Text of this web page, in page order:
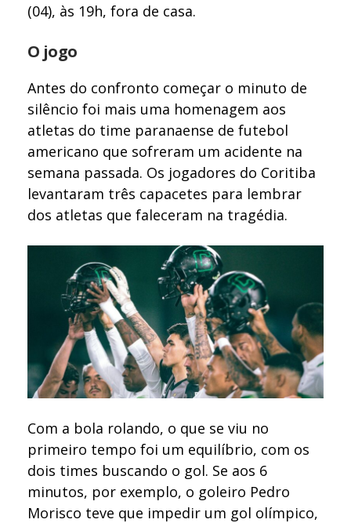
(04), às 19h, fora de casa.
O jogo
Antes do confronto começar o minuto de
silêncio foi mais uma homenagem aos
atletas do time paranaense de futebol
americano que sofreram um acidente na
semana passada. Os jogadores do Coritiba
levantaram três capacetes para lembrar
dos atletas que faleceram na tragédia.
Com a bola rolando, o que se viu no
primeiro tempo foi um equilíbrio, com os
dois times buscando o gol. Se aos 6
minutos, por exemplo, o goleiro Pedro
Morisco teve que impedir um gol olímpico,